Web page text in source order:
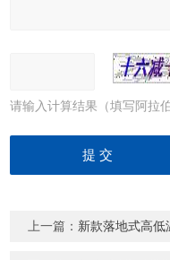
请输入计算结果（填写阿拉
上一篇： 新款落地式高